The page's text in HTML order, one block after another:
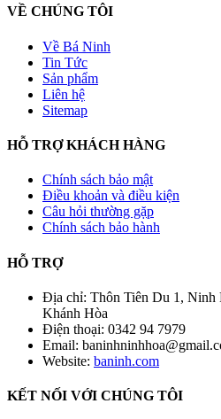
VỀ CHÚNG TÔI
Về Bá Ninh
Tin Tức
Sản phẩm
Liên hệ
Sitemap
HỖ TRỢ KHÁCH HÀNG
Chính sách bảo mật
Điều khoản và điều kiện
Câu hỏi thường gặp
Chính sách bảo hành
HỖ TRỢ
Địa chỉ: Thôn Tiên Du 1, Ninh
Khánh Hòa
Điện thoại: 0342 94 7979
Email:
Website: baninh.com
KẾT NỐI VỚI CHÚNG TÔI